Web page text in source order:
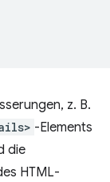
z. B.
-Elements
die
HTML-